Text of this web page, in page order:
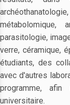
métabolomique,
parasitologie,
verre, céramique,
étudiants, des
avec d'autres
programme,
universitaire.